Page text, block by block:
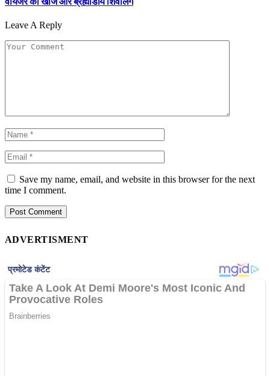
Leave A Reply
Save my name, email, and website in this browser for the next
time I comment.
ADVERTISMENT